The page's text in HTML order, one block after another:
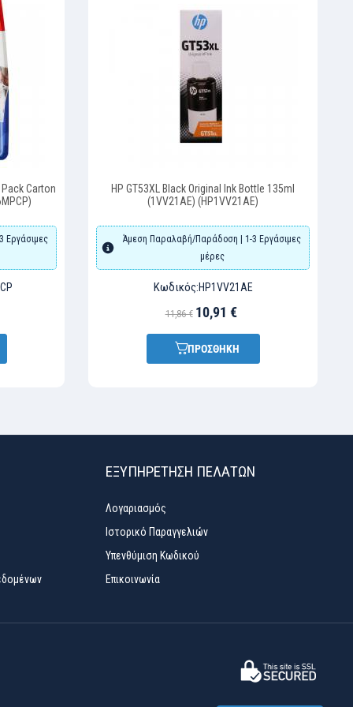
Carton
Εργάσιμες
HP GT53XL Black Original Ink Bottle 135ml
(1VV21AE) (HP1VV21AE)
Άμεση Παραλαβή/Παράδοση | 1-3 Εργάσιμες
μέρες
Κωδικός:HP1VV21AE
11,86 € 10,91 €
ΠΡΟΣΘΗΚΗ
ΕΞΥΠΗΡΈΤΗΣΗ ΠΕΛΑΤΏΝ
Λογαριασμός
Ιστορικό Παραγγελιών
Υπενθύμιση Κωδικού
Επικοινωνία